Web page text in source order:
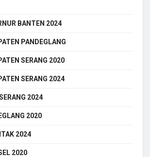
BANTEN 2024
PANDEGLANG
SERANG 2020
SERANG 2024
2024
2020
2024
2020